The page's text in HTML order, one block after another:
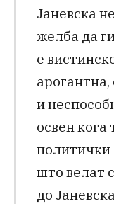
Јаневска
желба да
е
и
освен кога
политички
што велат
до